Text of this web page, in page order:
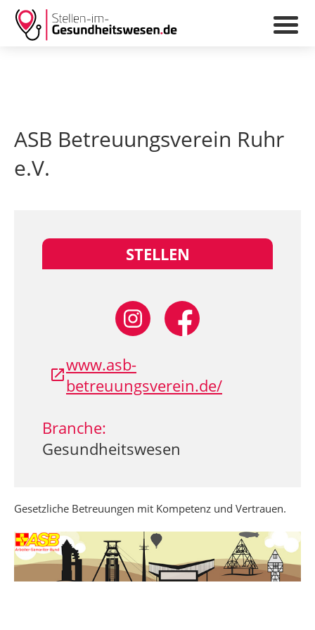
ASB Betreuungsverein Ruhr
e.V.
Gesetzliche Betreuungen mit Kompetenz und Vertrauen.
STELLEN
www.asb-
betreuungsverein.de/
Branche:
Gesundheitswesen